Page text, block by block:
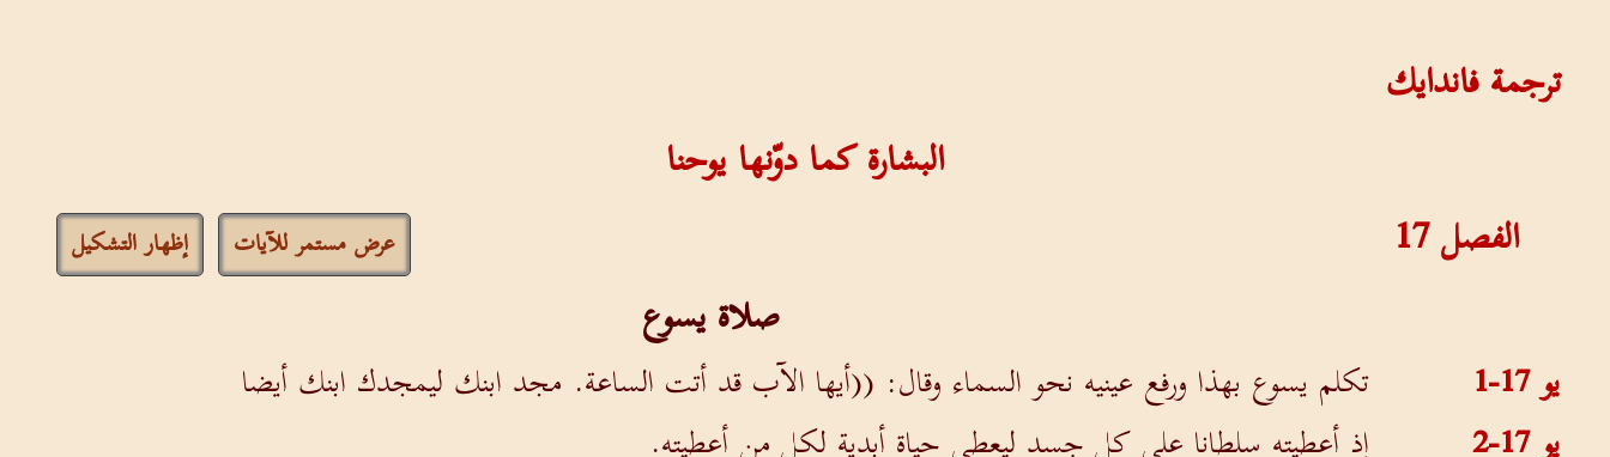
ترجمة فاندايك
البشارة كما دوّنها يوحنا
الفصل17 عرض مستمر للآيات إظهار التشكيل
صلاة يسوع
يو 17-1
تكلم يسوع بهذا ورفع عينيه نحو السماء وقال: ((أيها الآب قد أتت الساعة. مجد ابنك ليمجدك ابنك أيضا